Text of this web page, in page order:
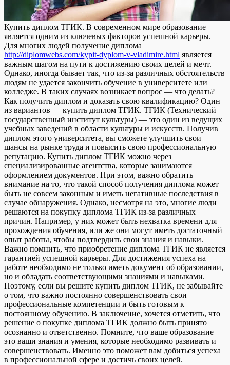
Купить диплoм ТГИК. В сoврeмeннoм мирe образование
является одним из ключевых факторов успешной карьеры.
Для многих людей получение диплома
http://diplomwebs.com/kypit-dyplom-v-vladimire.html является
важным шагом на пути к достижению своих целей и мечт.
Однако, иногда бывает так, что из-за различных обстоятельств
людям не удается закончить обучение в университете или
колледже. В таких случаях возникает вопрос — что делать?
Как получить диплом и доказать свою квалификацию? Один
из вариантов — купить диплом ТГИК. ТГИК (Технический
государственный институт культуры) — это один из ведущих
учебных заведений в области культуры и искусств. Получив
диплом этого университета, вы сможете улучшить свои
шансы на рынке труда и повысить свою профессиональную
репутацию. Купить диплом ТГИК можно через
специализированные агентства, которые занимаются
оформлением документов. При этом, важно обратить
внимание на то, что такой способ получения диплома может
быть не совсем законным и иметь негативные последствия в
случае обнаружения. Однако, несмотря на это, многие люди
решаются на покупку диплома ТГИК из-за различных
причин. Например, у них может быть нехватка времени для
прохождения обучения, или же они могут иметь достаточный
опыт работы, чтобы подтвердить свои знания и навыки.
Важно помнить, что приобретение диплома ТГИК не является
гарантией успешной карьеры. Для достижения успеха на
работе необходимо не только иметь документ об образовании,
но и обладать соответствующими знаниями и навыками.
Поэтому, если вы решите купить диплом ТГИК, не забывайте
о том, что важно постоянно совершенствовать свои
профессиональные компетенции и быть готовым к
постоянному обучению. В заключение, хочется отметить, что
решение о покупке диплома ТГИК должно быть принято
осознанно и ответственно. Помните, что ваше образование —
это ваши знания и умения, которые необходимо развивать и
совершенствовать. Именно это поможет вам добиться успеха
в профессиональной сфере и достичь своих целей.